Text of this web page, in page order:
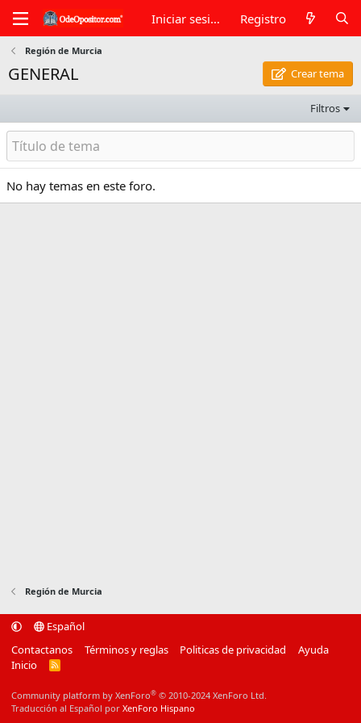
Iniciar sesión Registro
Región de Murcia
GENERAL Crear tema
Filtros
No hay temas en este foro.
Región de Murcia
Español
Contactanos
Términos y reglas Politicas de privacidad
Ayuda
Inicio
R
Community platform by XenForo® © 2010-2024 XenForo Ltd.
Traducción al Español por XenForo Hispano